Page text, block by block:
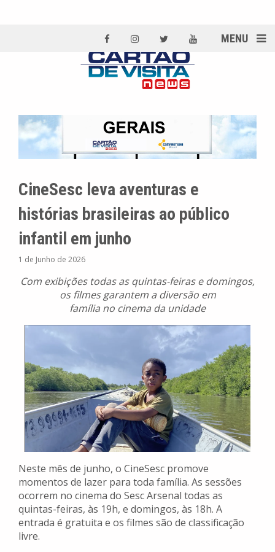
MENU
CineSesc leva aventuras e
histórias brasileiras ao público
infantil em junho
1 de Junho de 2026
Com exibições todas as quintas-feiras e domingos,
os filmes garantem a diversão em
família no cinema da unidade
Neste mês de junho, o CineSesc promove
momentos de lazer para toda família. As sessões
ocorrem no cinema do Sesc Arsenal todas as
quintas-feiras, às 19h, e domingos, às 18h. A
entrada é gratuita e os filmes são de classificação
livre.